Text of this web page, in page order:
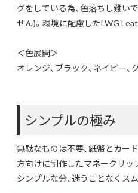
グをしている為、色落ちし難い
せん)。環境に配慮したLWG
＜色展開＞
オレンジ、ブラック、ネイビー
シンプルの極み
無駄なものは不要、紙幣とカー
方向けに制作したマネークリッ
シンプルな分、迷うことなくス